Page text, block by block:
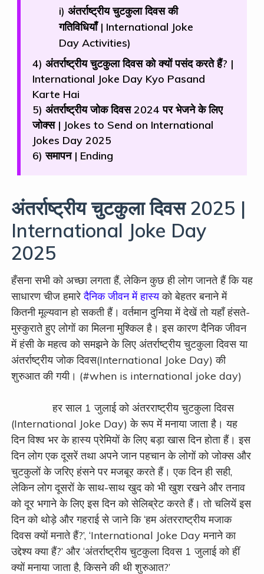
i) अंतर्राष्ट्रीय चुटकुला दिवस की
गतिविधियाँ | International Joke
Day Activities)
4) अंतर्राष्ट्रीय चुटकुला दिवस को क्यों पसंद करते हैं? |
International Joke Day Kyo Pasand
Karte Hai
5) अंतर्राष्ट्रीय जोक दिवस 2024 पर भेजने के लिए
जोक्स | Jokes to Send on International
Jokes Day 2025
6) समापन | Ending
अंतर्राष्ट्रीय चुटकुला दिवस 2025 |
International Joke Day
2025
हँसना सभी को अच्छा लगता हैं, लेकिन कुछ ही लोग जानते हैं कि यह
साधारण चीज हमारे दैनिक जीवन में हास्य को बेहतर बनाने में
कितनी मूल्यवान हो सकती हैं। वर्तमान दुनिया में देखें तो यहाँ हंसते-
मुस्कुराते हुए लोगों का मिलना मुश्किल है। इस कारण दैनिक जीवन
में हंसी के महत्व को समझने के लिए अंतर्राष्ट्रीय चुटकुला दिवस या
अंतर्राष्ट्रीय जोक दिवस(International Joke Day) की
शुरुआत की गयी। (#when is international joke day)
हर साल 1 जुलाई को अंतरराष्ट्रीय चुटकुला दिवस
(International Joke Day) के रूप में मनाया जाता है। यह
दिन विश्व भर के हास्य प्रेमियों के लिए बड़ा खास दिन होता हैं। इस
दिन लोग एक दूसरें तथा अपने जान पहचान के लोगों को जोक्स और
चुटकुलों के जरिए हंसने पर मजबूर करते हैं। एक दिन ही सही,
लेकिन लोग दूसरों के साथ-साथ खुद को भी खुश रखने और तनाव
को दूर भगाने के लिए इस दिन को सेलिब्रेट करते हैं। तो चलियें इस
दिन को थोड़े और गहराई से जाने कि ‘हम अंतरराष्ट्रीय मजाक
दिवस क्यों मनाते हैं?’, ‘International Joke Day मनाने का
उद्देश्य क्या हैं?’ और ‘अंतर्राष्ट्रीय चुटकुला दिवस 1 जुलाई को हीं
क्यों मनाया जाता है, किसने की थी शुरुआत?’